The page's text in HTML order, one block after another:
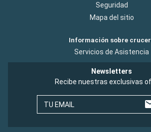
Seguridad
Mapa del sitio
Información sobre
Servicios de Asistencia
Newsletters
Recibe nuestras exclusivas
TU EMAIL